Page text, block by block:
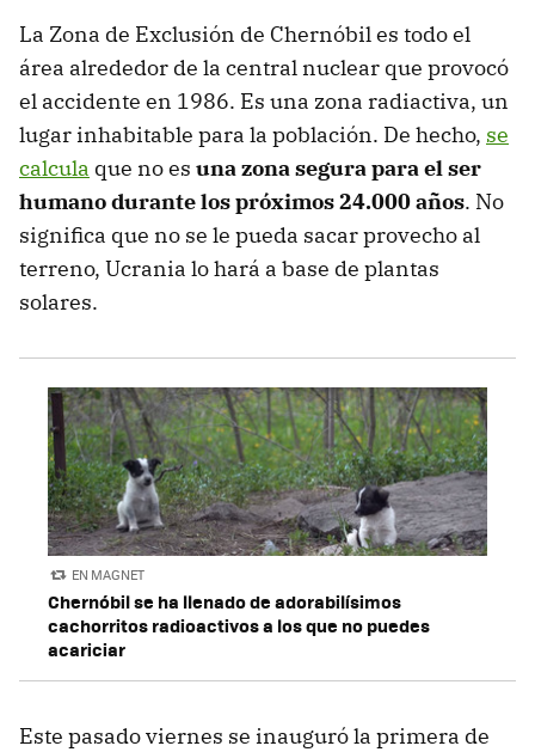
La Zona de Exclusión de Chernóbil es todo el
área alrededor de la central nuclear que provocó
el accidente en 1986. Es una zona radiactiva, un
lugar inhabitable para la población. De hecho, se
calcula que no es una zona segura para el ser
humano durante los próximos 24.000 años. No
significa que no se le pueda sacar provecho al
terreno, Ucrania lo hará a base de plantas
solares.
EN MAGNET
Chernóbil se ha llenado de adorabilísimos
cachorritos radioactivos a los que no puedes
acariciar
Este pasado viernes se inauguró la primera de